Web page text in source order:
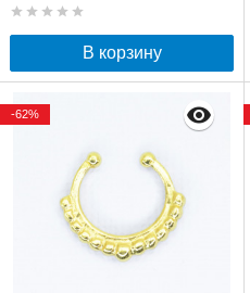
В корзину
-62%